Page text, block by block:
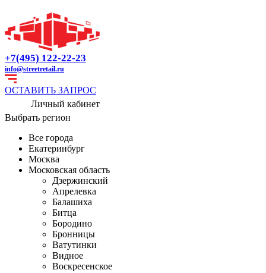
+7(495) 122-22-23
info@streetretail.ru
ОСТАВИТЬ ЗАПРОС
Личный кабинет
Выбрать регион
Все города
Екатеринбург
Москва
Московская область
Дзержинский
Апрелевка
Балашиха
Битца
Бородино
Бронницы
Ватутинки
Видное
Воскресенское